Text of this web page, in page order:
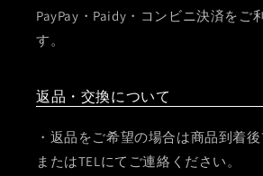
PayPay・Paidy・コンビニ決済をご
す。
返品・交換について
・返品をご希望の場合は商品到着
またはTELにてご連絡ください。